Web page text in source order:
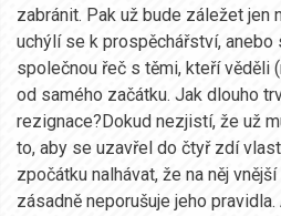
zabránit. Pak už bude záležet jen
uchýlí se k prospěchářství,
společnou řeč s těmi, kteří věděli
od samého začátku. Jak dlouho
rezignace?Dokud nezjistí, že už
to, aby se uzavřel do čtyř zdí
zpočátku nalhávat, že na něj
zásadně neporušuje jeho